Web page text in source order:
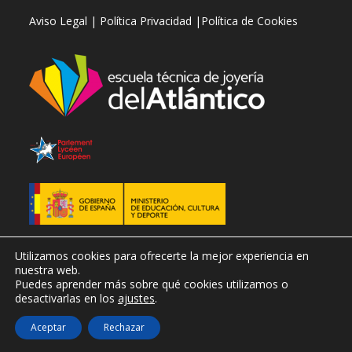
abre
nueva
pestaña
abre
una
nueva
pestaña
abre
nueva
pestaña
abre
nueva
pestaña
Aviso Legal | Política Privacidad | Política de Cookies
Copyright © 2026 Todos los derechos reservados
Utilizamos cookies para ofrecerte la mejor experiencia en
nuestra web.
Puedes aprender más sobre qué cookies utilizamos o
desactivarlas en los ajustes.
Aceptar Rechazar